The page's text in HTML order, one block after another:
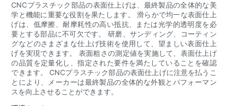
CNCプラスチック部品の表面仕上げは、最終製品の全体的な美
学と機能に重要な役割を果たします。 滑らかで均一な表面仕上
げは、低摩擦、耐摩耗性の高い抵抗、または光学的透明度を必
要とする部品に不可欠です。 研磨、サンディング、コーティン
グなどのさまざまな仕上げ技術を使用して、望ましい表面仕上
げを実現できます。 表面粗さの測定値を実施して、表面仕上げ
の品質を定量化し、指定された要件を満たしていることを確認
できます。 CNCプラスチック部品の表面仕上げに注意を払うこ
とにより、メーカーは最終製品の全体的な外観とパフォーマン
スを向上させることができます。